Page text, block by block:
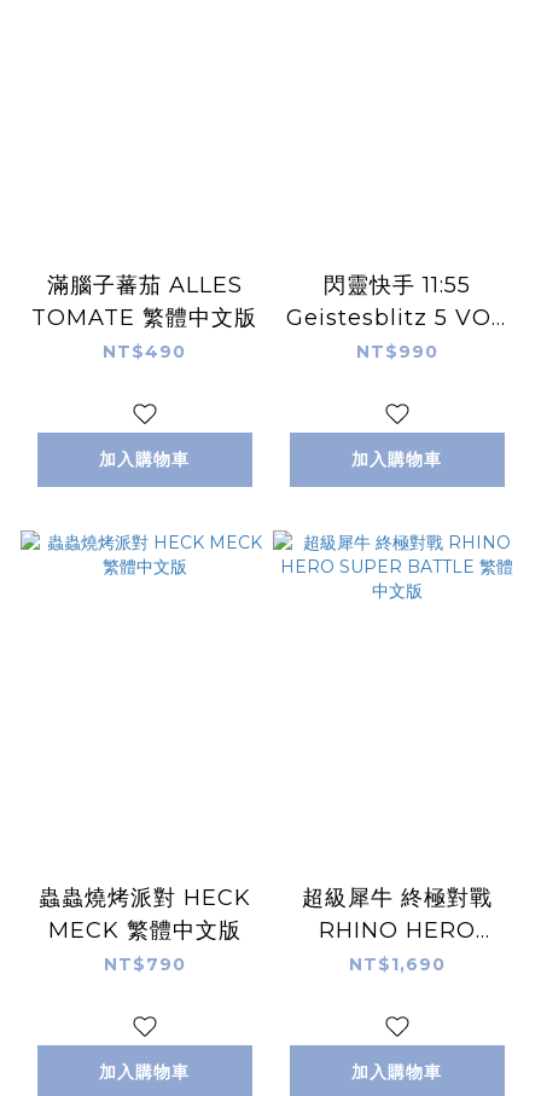
滿腦子蕃茄 ALLES
TOMATE 繁體中文版
NT$490
加入購物車
閃靈快手 11:55
Geistesblitz 5 VOR
12 繁體中文版
NT$990
加入購物車
蟲蟲燒烤派對 HECK
MECK 繁體中文版
NT$790
加入購物車
超級犀牛 終極對戰
RHINO HERO
SUPER BATTLE 繁
NT$1,690
加入購物車